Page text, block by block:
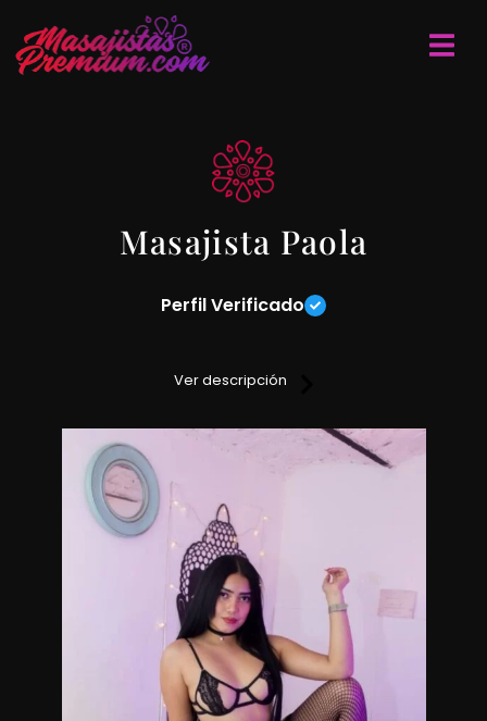
Masajista Paola
Perfil Verificado
ideados para vos que buscas relajarte y quitarte las
tensiones y contracturas.
Las técnicas que uso son descontracturantes, relajantes y
Me manejo con reservas de turnos anticipadas.
Si deseas más información sobre mi servicio entra en
contacto conmigo.
Masajistas en Microcentro
Ver descripción